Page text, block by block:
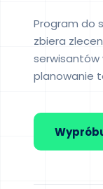
Program do
zbiera
serwisantów
planowanie